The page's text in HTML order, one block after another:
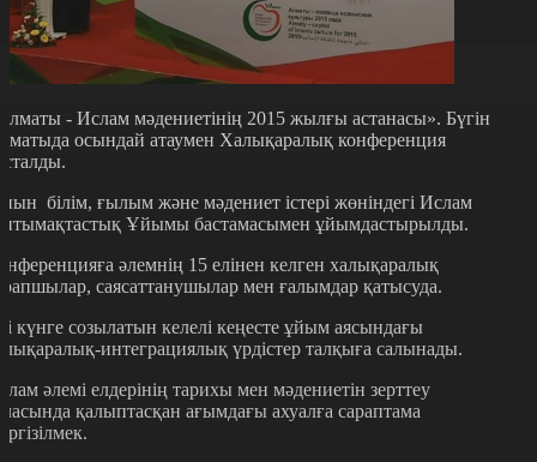
- Ислам мәдениетінің 2015 жылғы астанасы». Бүгін
осындай атаумен Халықаралық конференция
білім, ғылым және мәдениет істері жөніндегі Ислам
Ұйымы бастамасымен ұйымдастырылды.
әлемнің 15 елінен келген халықаралық
саясаттанушылар мен ғалымдар қатысуда.
күнге созылатын келелі кеңесте ұйым аясындағы
интеграциялық үрдістер талқыға салынады.
әлемі елдерінің тарихы мен мәдениетін зерттеу
қалыптасқан ағымдағы ахуалға сараптама